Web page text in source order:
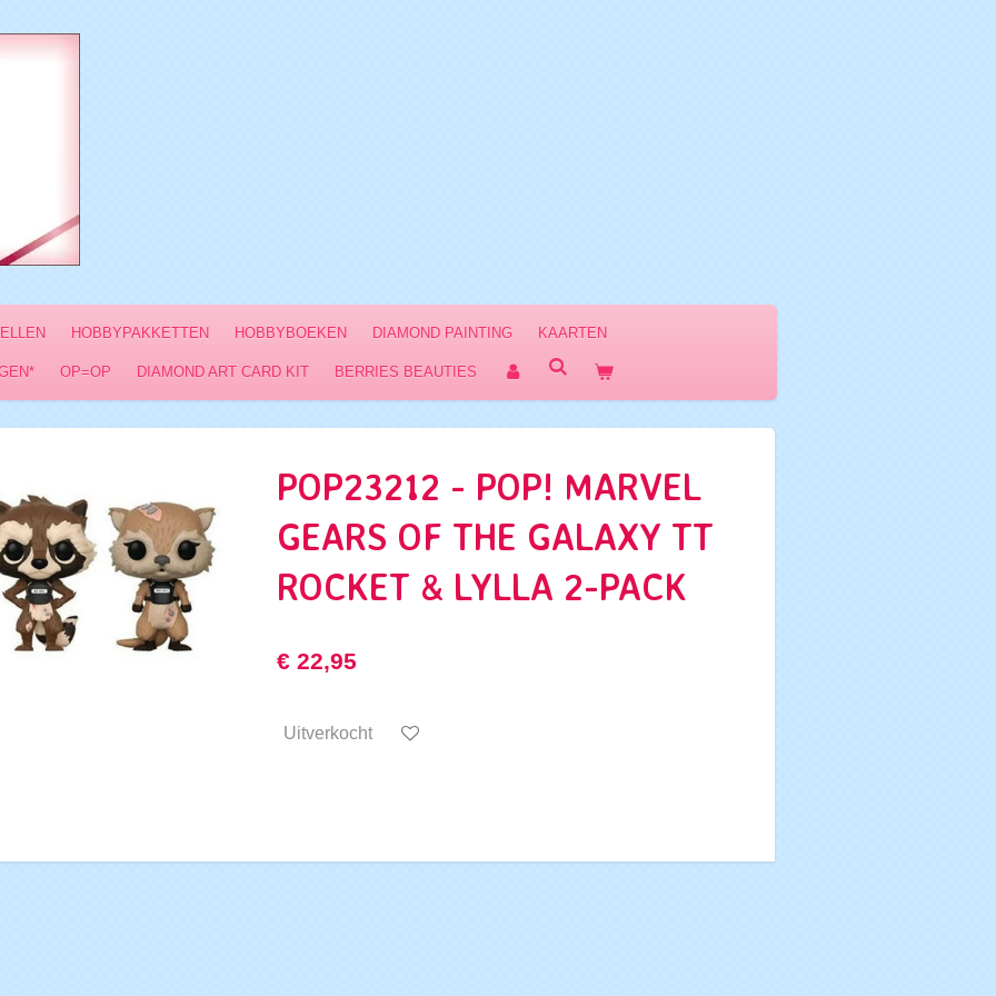
HOBBYPAKKETTEN HOBBYBOEKEN DIAMOND PAINTING KAARTEN
OP=OP DIAMOND ART CARD KIT BERRIES BEAUTIES
POP23212 - POP! MARVEL
GEARS OF THE GALAXY TT
ROCKET & LYLLA 2-PACK
€ 22,95
Uitverkocht